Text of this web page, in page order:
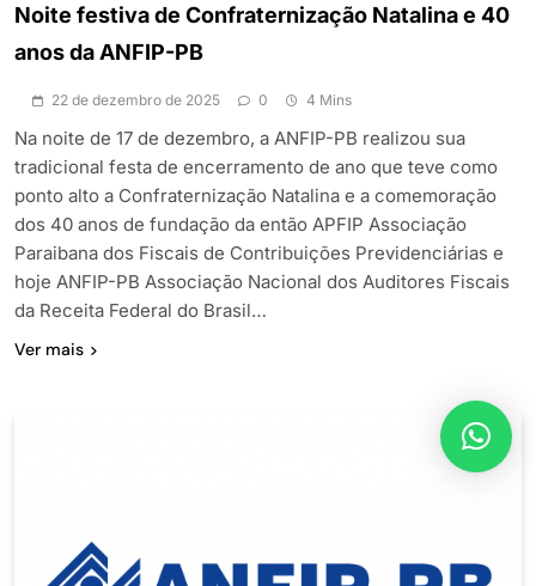
Noite festiva de Confraternização Natalina e 40
anos da ANFIP-PB
22 de dezembro de 2025 0 4 Mins
Na noite de 17 de dezembro, a ANFIP-PB realizou sua
tradicional festa de encerramento de ano que teve como
ponto alto a Confraternização Natalina e a comemoração
dos 40 anos de fundação da então APFIP Associação
Paraibana dos Fiscais de Contribuições Previdenciárias e
hoje ANFIP-PB Associação Nacional dos Auditores Fiscais
da Receita Federal do Brasil…
Ver mais